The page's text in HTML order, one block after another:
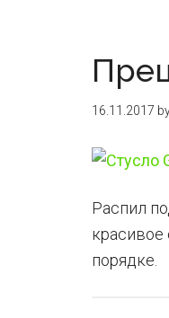
16.11.2017
Распил
красивое
порядке.